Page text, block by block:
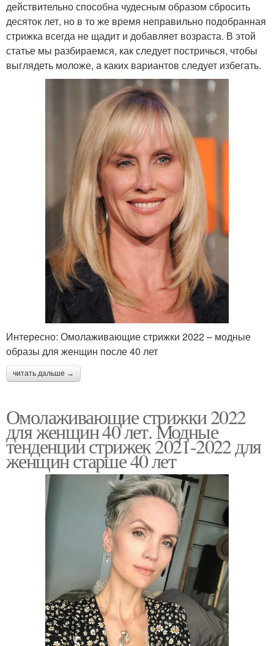
действительно способна чудесным образом сбросить
десяток лет, но в то же время неправильно подобранная
стрижка всегда не щадит и добавляет возраста. В этой
статье мы разбираемся, как следует постричься, чтобы
выглядеть моложе, а каких вариантов следует избегать.
Интересно: Омолаживающие стрижки 2022 – модные
образы для женщин после 40 лет
читать дальше →
Омолаживающие стрижки 2022
для женщин 40 лет. Модные
тенденции стрижек 2021-2022 для
женщин старше 40 лет